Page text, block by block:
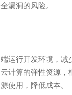
漏洞的风险。
运行开发环境，减
计算的弹性资源，
使用，降低成本。